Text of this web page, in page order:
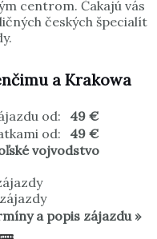
centrom. Čakajú vás
českých špecialít
a Krakowa
od:
49 €
od:
49 €
vojvodstvo
a popis zájazdu »